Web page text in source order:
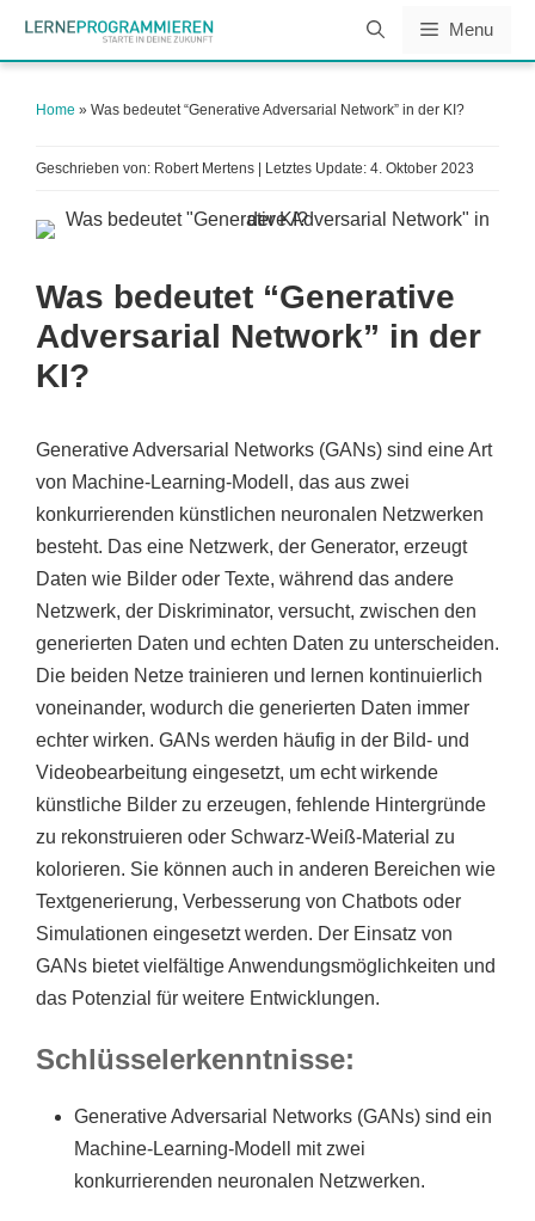
Menu
Home » Was bedeutet “Generative Adversarial Network” in der KI?
Geschrieben von: Robert Mertens | Letztes Update: 4. Oktober 2023
Was bedeutet “Generative
Adversarial Network” in der
KI?
Generative Adversarial Networks (GANs) sind eine Art
von Machine-Learning-Modell, das aus zwei
konkurrierenden künstlichen neuronalen Netzwerken
besteht. Das eine Netzwerk, der Generator, erzeugt
Daten wie Bilder oder Texte, während das andere
Netzwerk, der Diskriminator, versucht, zwischen den
generierten Daten und echten Daten zu unterscheiden.
Die beiden Netze trainieren und lernen kontinuierlich
voneinander, wodurch die generierten Daten immer
echter wirken. GANs werden häufig in der Bild- und
Videobearbeitung eingesetzt, um echt wirkende
künstliche Bilder zu erzeugen, fehlende Hintergründe
zu rekonstruieren oder Schwarz-Weiß-Material zu
kolorieren. Sie können auch in anderen Bereichen wie
Textgenerierung, Verbesserung von Chatbots oder
Simulationen eingesetzt werden. Der Einsatz von
GANs bietet vielfältige Anwendungsmöglichkeiten und
das Potenzial für weitere Entwicklungen.
Schlüsselerkenntnisse:
Generative Adversarial Networks (GANs) sind ein
Machine-Learning-Modell mit zwei
konkurrierenden neuronalen Netzwerken.